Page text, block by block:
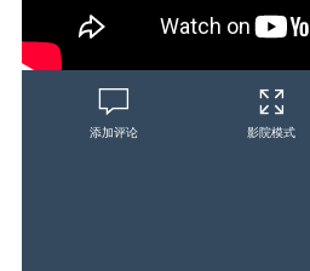
添加评论 影院模式